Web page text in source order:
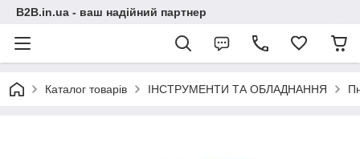
B2B.in.ua - ваш надійний партнер
Каталог товарів ІНСТРУМЕНТИ ТА ОБЛАДНАННЯ